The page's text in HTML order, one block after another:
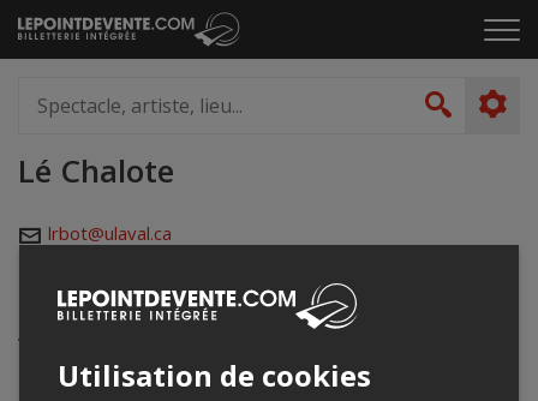
Passer
au
le
artiste,
lieu...
Lé Chalote
lrbot@ulaval.ca
Événements à venir
Votre recherche n'a retourné aucun résultat.
Utilisation de cookies